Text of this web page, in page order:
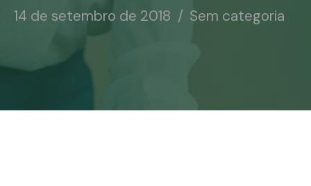
14 de setembro de 2018 Sem categoria